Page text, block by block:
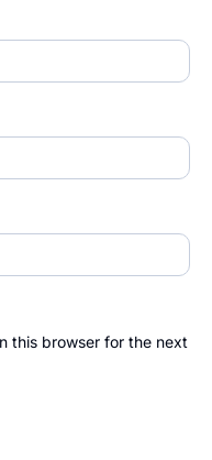
this browser for the next